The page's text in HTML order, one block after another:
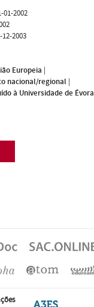
01-2002
12-2003
Europeia |
nacional/regional |
à Universidade de Évora